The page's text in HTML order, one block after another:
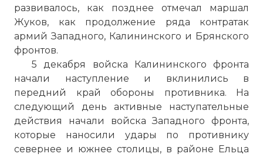
развивалось, как позднее отмечал маршал
Жуков, как продолжение ряда контратак
армий Западного, Калининского и Брянского
фронтов.
5 декабря войска Калининского фронта
начали наступление и вклинились в
передний край обороны противника. На
следующий день активные наступательные
действия начали войска Западного фронта,
которые наносили удары по противнику
севернее и южнее столицы, в районе Ельца